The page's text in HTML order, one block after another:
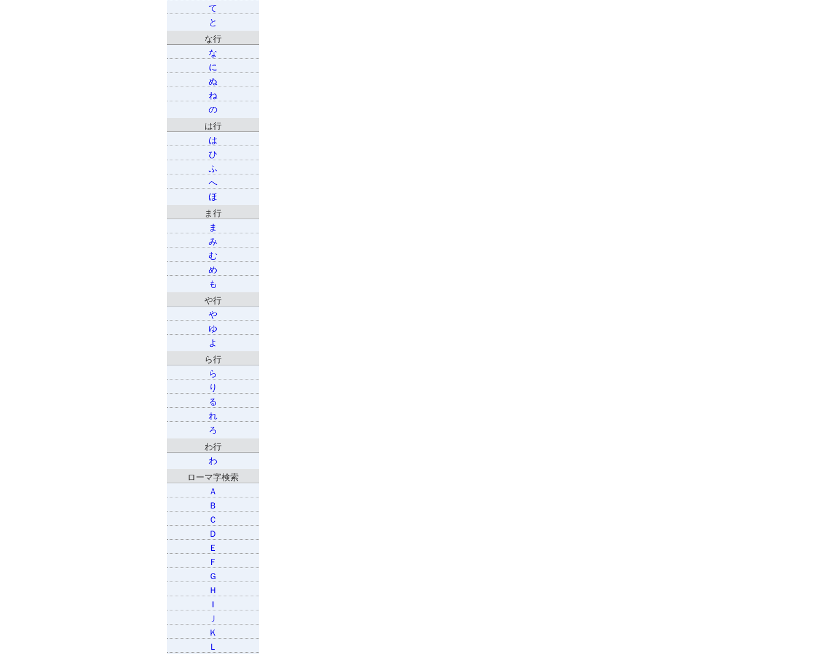
て
と
な行
な
に
ぬ
ね
の
は行
は
ひ
ふ
へ
ほ
ま行
ま
み
む
め
も
や行
や
ゆ
よ
ら行
ら
り
る
れ
ろ
わ行
わ
ローマ字検索
Ａ
Ｂ
Ｃ
Ｄ
Ｅ
Ｆ
Ｇ
Ｈ
Ｉ
Ｊ
Ｋ
Ｌ